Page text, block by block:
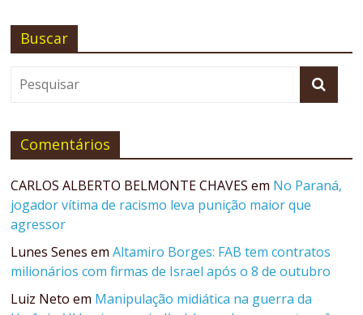
Buscar
Comentários
CARLOS ALBERTO BELMONTE CHAVES em No Paraná,
jogador vítima de racismo leva punição maior que
agressor
Lunes Senes emAltamiro Borges: FAB tem contratos
milionários com firmas de Israel após o 8 de outubro
Luiz Neto em Manipulação midiática na guerra da